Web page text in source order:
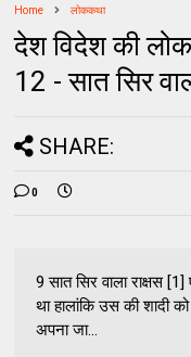
Home लोककथा
देश विदेश की
12 - सात सिर
SHARE:
0
9 सात सिर वाला राक्षस
था हालांकि उस की शादी
अपना जा...